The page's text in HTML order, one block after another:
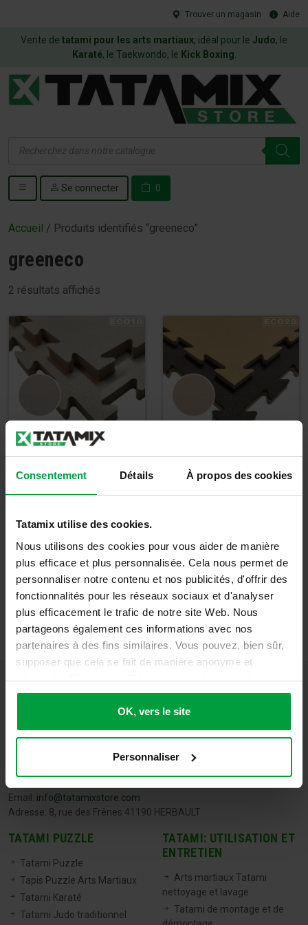
Consentement Détails À propos des cookies
Tatamix utilise des cookies.
Nous utilisons des cookies pour vous aider de manière
plus efficace et plus personnalisée. Cela nous permet de
personnaliser notre contenu et nos publicités, d'offrir des
fonctionnalités pour les réseaux sociaux et d'analyser
plus efficacement le trafic de notre site Web. Nous
partageons également ces informations avec nos
partenaires à des fins similaires. Vous pouvez, bien sûr,
supposer que cela se fait de manière anonyme et
sécurisée. Cliquez sur 'Ok, vers le site' pour tout
accepter ou ajustez manuellement vos préférences.
OK, vers le site
Personnaliser
Trouver un magasin Aide
Vente de tatami pour les arts martiaux, idéal pour le Judo, le
Karaté, le Taekwondo, le Kick Boxing
de
Se connecter 0
Accueil / Produits identifiés “greeneco”
greeneco
2 résultats affichés
TATAMI GREEN ECO
19,00€
22,80 TTC
Détails
TATAMI GREEN ECO
TTC
Détails
Email: info@tatamixstore.com
Adresse: 8, rue des Frênes 41190 HERBAULT
TATAMI PUZZLE
Tatami Puzzle
Tapis Puzzle Arts Martiaux
Tatami Karaté
Tatami Judo traditionnel
TATAMI: UTILISATION ET
ENTRETIEN
Arts martiaux Tatami
nettoyage et lavage
Tatami de montage et de